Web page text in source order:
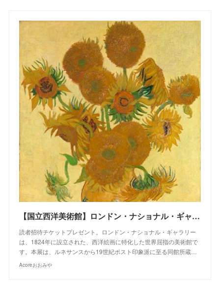
【国立西洋美術館】ロンドン・ナショナル・ギャラリー展 | Acoreおおみや
読者招待チケットプレゼント。ロンドン・ナショナル・ギャラリー
は、1824年に設立された、西洋絵画に特化した世界屈指の美術館で
す。本展は、ルネサンスから19世紀ポスト印象派に至る同館所蔵…
Acoreおおみや